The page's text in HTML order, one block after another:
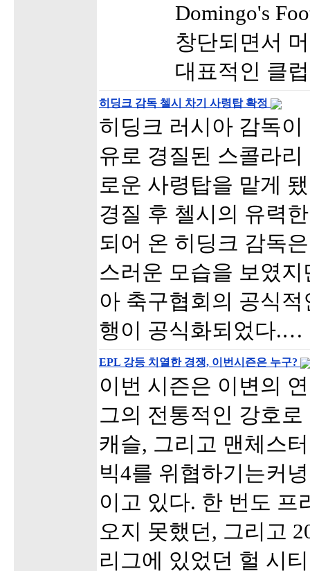
Domingo's
창단되면서
대표적인 클
히딩크 감독 첼시 차기 사령탑 확정
히딩크 러시아 감독
유로 경질된 스콜라
로운 사령탑을 맡게
경질 후 첼시의 유력
되어 온 히딩크 감독
스러운 모습을 보였
아 축구협회의 공식
행이 공식화되었다.…
EPL 강등 치열한 경쟁, 이번시즌은 누구?
이번 시즌은 이변의
그의 전통적인 강호
캐슬, 그리고 맨체스
빅4를 위협하기는커
이고 있다. 한 번도 프
오지 못했던, 그리고
리그에 있었던 헐 시